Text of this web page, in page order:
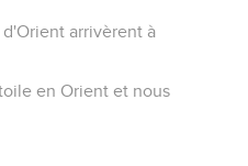
arrivèrent à
en Orient et nous